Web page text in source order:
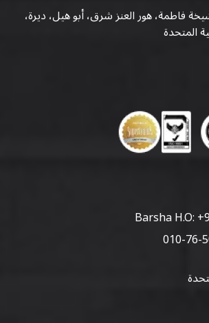
الشيخة فاطمة، هور العنز شرق، أبو هيل، ديرة،
المتحدة
Barsha H.O: